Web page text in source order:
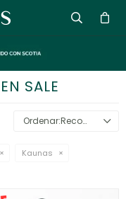
SALE
Recomendados
Kaunas